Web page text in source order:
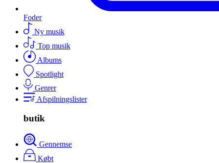
Foder
Ny musik
Top musik
Albums
Spotlight
Genrer
Afspilningslister
butik
Gennemse
Købt